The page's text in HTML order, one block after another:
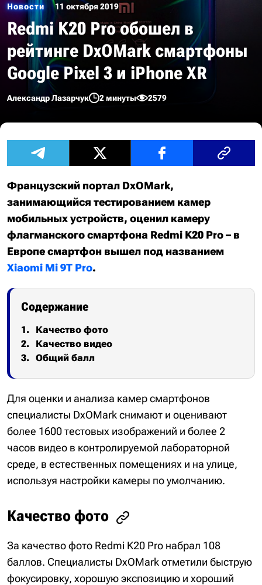
Новости 11 октября 2019
Redmi K20 Pro обошел в
рейтинге DxOMark смартфоны
Google Pixel 3 и iPhone XR
Александр Лазарчук 2 минуты 2579
Французский портал DxOMark,
занимающийся тестированием камер
мобильных устройств, оценил камеру
флагманского смартфона Redmi K20 Pro – в
Европе смартфон вышел под названием
Xiaomi Mi 9T Pro.
Содержание
Качество фото
Качество видео
Общий балл
Для оценки и анализа камер смартфонов
специалисты DxOMark снимают и оценивают
более 1600 тестовых изображений и более 2
часов видео в контролируемой лабораторной
среде, в естественных помещениях и на улице,
используя настройки камеры по умолчанию.
Качество фото
За качество фото Redmi K20 Pro набрал 108
баллов. Специалисты DxOMark отметили быструю
фокусировку, хорошую экспозицию и хороший